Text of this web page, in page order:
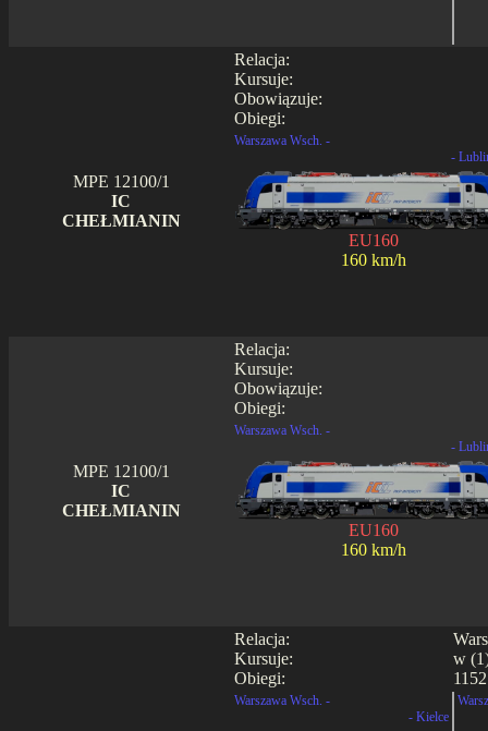
Relacja:
Kursuje:
Obowiązuje:
Obiegi:
MPE 12100/1
IC
CHEŁMIANIN
Warszawa Wsch. -
-
EU160
160 km/h
Relacja:
Kursuje:
Obowiązuje:
Obiegi:
MPE 12100/1
IC
CHEŁMIANIN
Warszawa Wsch. -
-
EU160
160 km/h
Relacja:
Kursuje:
Obiegi:
w
Warszawa Wsch. -
- Kielce